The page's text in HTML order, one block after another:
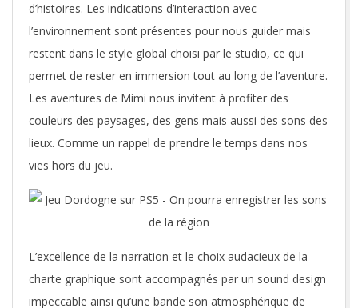
d’histoires. Les indications d’interaction avec
l’environnement sont présentes pour nous guider mais
restent dans le style global choisi par le studio, ce qui
permet de rester en immersion tout au long de l’aventure.
Les aventures de Mimi nous invitent à profiter des
couleurs des paysages, des gens mais aussi des sons des
lieux. Comme un rappel de prendre le temps dans nos
vies hors du jeu.
L’excellence de la narration et le choix audacieux de la
charte graphique sont accompagnés par un sound design
impeccable ainsi qu’une bande son atmosphérique de